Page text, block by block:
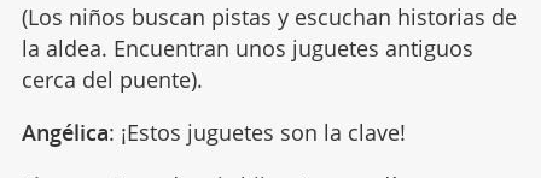
(Los niños buscan pistas y escuchan historias de
la aldea. Encuentran unos juguetes antiguos
cerca del puente).
Angélica: ¡Estos juguetes son la clave!